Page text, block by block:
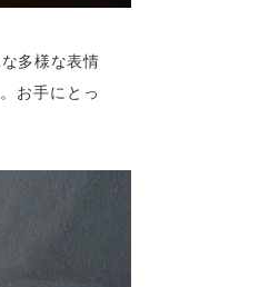
多様な表情
お手にとっ